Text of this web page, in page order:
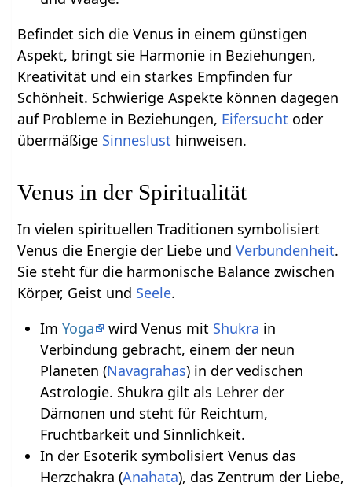
Befindet sich die Venus in einem günstigen
Aspekt, bringt sie Harmonie in Beziehungen,
Kreativität und ein starkes Empfinden für
Schönheit. Schwierige Aspekte können dagegen
auf Probleme in Beziehungen, Eifersucht oder
übermäßige Sinneslust hinweisen.
Venus in der Spiritualität
In vielen spirituellen Traditionen symbolisiert
Venus die Energie der Liebe undVerbundenheit.
Sie steht für die harmonische Balance zwischen
Körper, Geist und Seele.
Im Yoga wird Venus mit Shukra in
Verbindung gebracht, einem der neun
Planeten (Navagrahas) in der vedischen
Astrologie. Shukra gilt als Lehrer der
Dämonen und steht für Reichtum,
Fruchtbarkeit und Sinnlichkeit.
In der Esoterik symbolisiert Venus das
Herzchakra (Anahata), das Zentrum der Liebe,